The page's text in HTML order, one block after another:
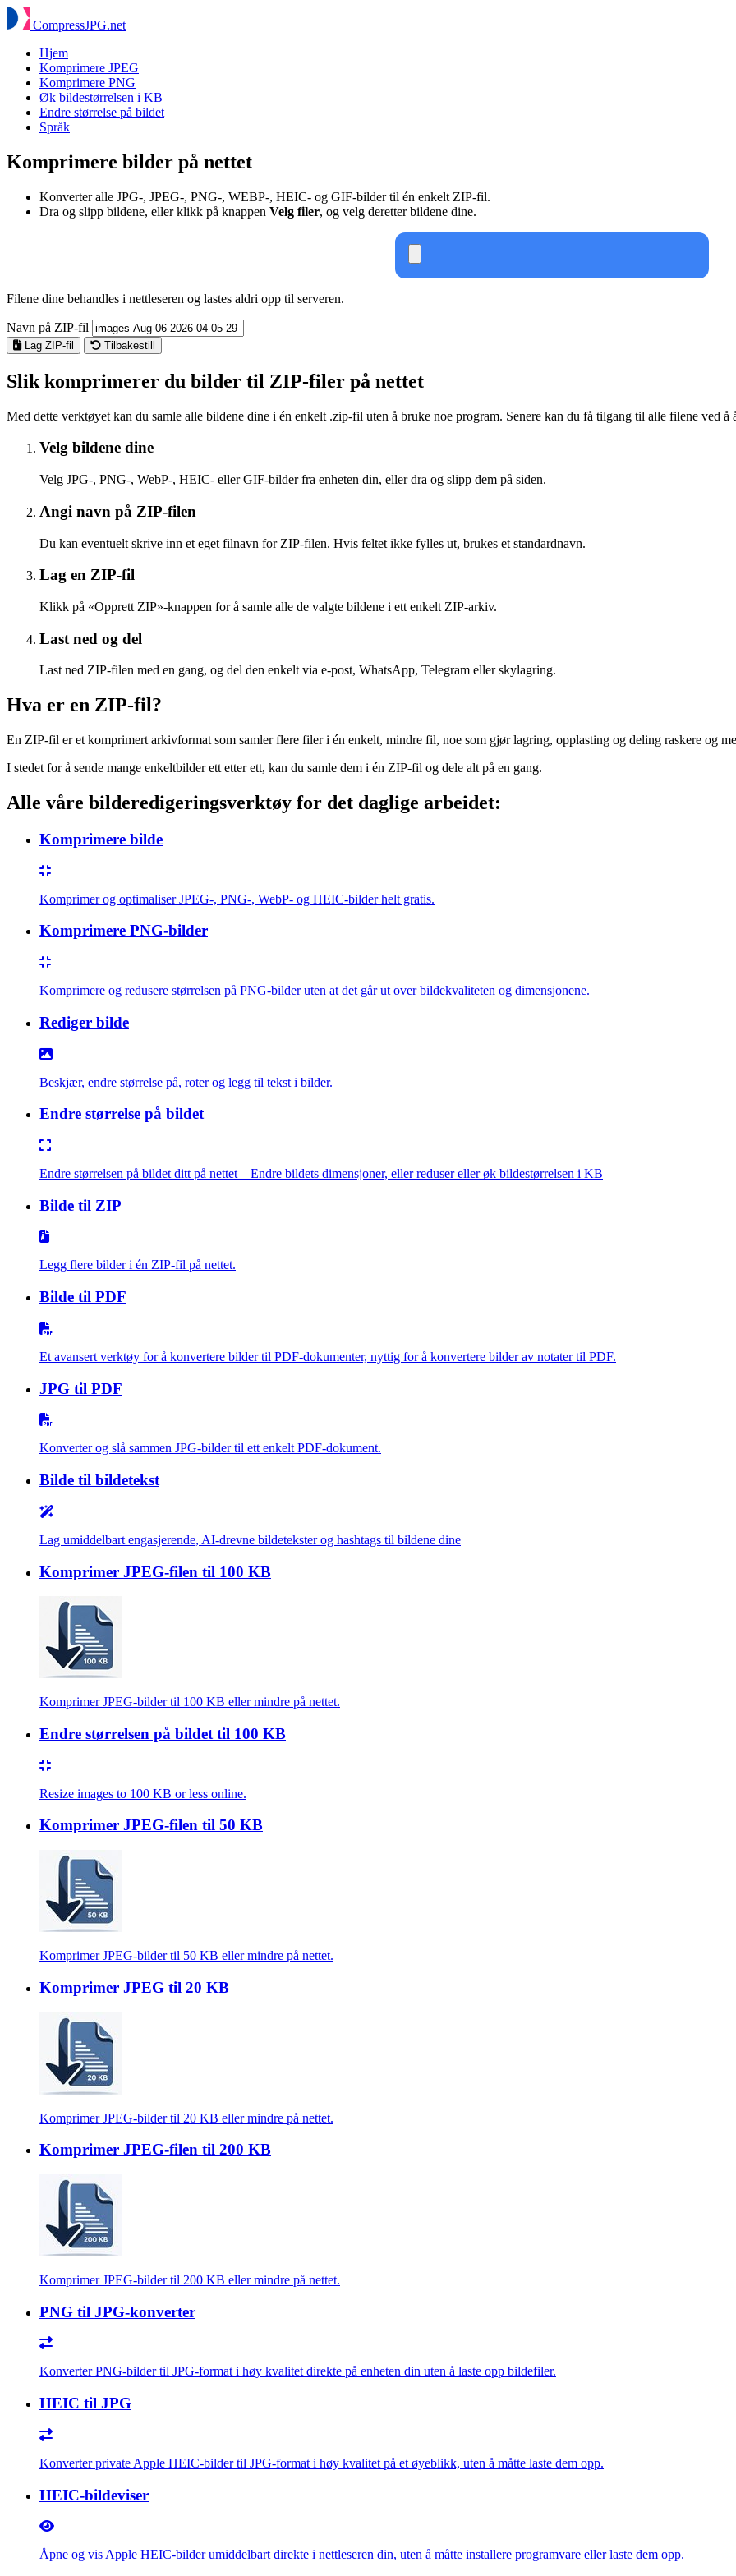
CompressJPG.net
Hjem
Komprimere JPEG
Komprimere PNG
Øk bildestørrelsen i KB
Endre størrelse på bildet
Språk
Komprimere bilder på nettet
Konverter alle JPG-, JPEG-, PNG-, WEBP-, HEIC- og GIF-bilder til én enkelt ZIP-fil.
Dra og slipp bildene, eller klikk på knappen Velg filer, og velg deretter bildene dine.
Filene dine behandles i nettleseren og lastes aldri opp til serveren.
Navn på ZIP-fil
Lag ZIP-fil Tilbakestill
Slik komprimerer du bilder til ZIP-filer på nettet
Med dette verktøyet kan du samle alle bildene dine i én enkelt .zip-fil uten å bruke noe program. Senere kan du få tilgang til alle filene ved å
Velg bildene dine
Velg JPG-, PNG-, WebP-, HEIC- eller GIF-bilder fra enheten din, eller dra og slipp dem på siden.
Angi navn på ZIP-filen
Du kan eventuelt skrive inn et eget filnavn for ZIP-filen. Hvis feltet ikke fylles ut, brukes et standardnavn.
Lag en ZIP-fil
Klikk på «Opprett ZIP»-knappen for å samle alle de valgte bildene i ett enkelt ZIP-arkiv.
Last ned og del
Last ned ZIP-filen med en gang, og del den enkelt via e-post, WhatsApp, Telegram eller skylagring.
Hva er en ZIP-fil?
En ZIP-fil er et komprimert arkivformat som samler flere filer i én enkelt, mindre fil, noe som gjør lagring, opplasting og deling raskere og
I stedet for å sende mange enkeltbilder ett etter ett, kan du samle dem i én ZIP-fil og dele alt på en gang.
Alle våre bilderedigeringsverktøy for det daglige arbeidet:
Komprimere bilde
Komprimer og optimaliser JPEG-, PNG-, WebP- og HEIC-bilder helt gratis.
Komprimere PNG-bilder
Komprimere og redusere størrelsen på PNG-bilder uten at det går ut over bildekvaliteten og dimensjonene.
Rediger bilde
Beskjær, endre størrelse på, roter og legg til tekst i bilder.
Endre størrelse på bildet
Endre størrelsen på bildet ditt på nettet – Endre bildets dimensjoner, eller reduser eller øk bildestørrelsen i KB
Bilde til ZIP
Legg flere bilder i én ZIP-fil på nettet.
Bilde til PDF
Et avansert verktøy for å konvertere bilder til PDF-dokumenter, nyttig for å konvertere bilder av notater til PDF.
JPG til PDF
Konverter og slå sammen JPG-bilder til ett enkelt PDF-dokument.
Bilde til bildetekst
Lag umiddelbart engasjerende, AI-drevne bildetekster og hashtags til bildene dine
Komprimer JPEG-filen til 100 KB
Komprimer JPEG-bilder til 100 KB eller mindre på nettet.
Endre størrelsen på bildet til 100 KB
Resize images to 100 KB or less online.
Komprimer JPEG-filen til 50 KB
Komprimer JPEG-bilder til 50 KB eller mindre på nettet.
Komprimer JPEG til 20 KB
Komprimer JPEG-bilder til 20 KB eller mindre på nettet.
Komprimer JPEG-filen til 200 KB
Komprimer JPEG-bilder til 200 KB eller mindre på nettet.
PNG til JPG-konverter
Konverter PNG-bilder til JPG-format i høy kvalitet direkte på enheten din uten å laste opp bildefiler.
HEIC til JPG
Konverter private Apple HEIC-bilder til JPG-format i høy kvalitet på et øyeblikk, uten å måtte laste dem opp.
HEIC-bildeviser
Åpne og vis Apple HEIC-bilder umiddelbart direkte i nettleseren din, uten å måtte installere programvare eller laste dem opp.